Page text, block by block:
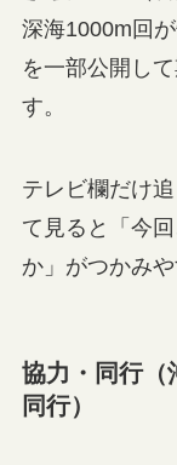
深海1000m回
を一部公開し
す。
テレビ欄だけ
て見ると「今
か」がつかみや
協力・同行（
同行）